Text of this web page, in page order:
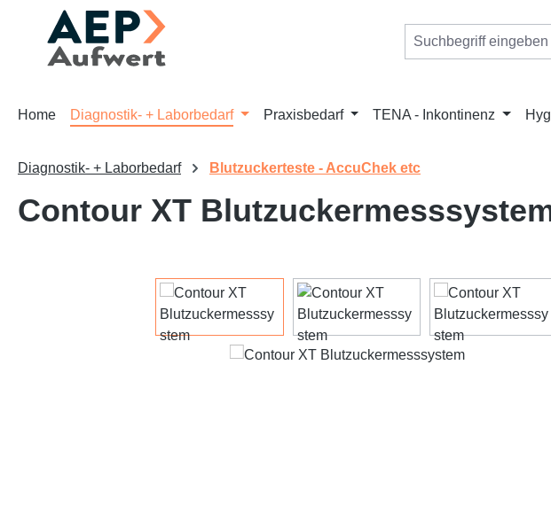
Hauptinhalt springen
Zur Suche springen
Zur Hauptnavigation springen
Home Diagnostik- + Laborbedarf Praxisbedarf TENA - Inkontinenz
Diagnostik- + Laborbedarf Blutzuckerteste - AccuChek etc
Contour XT
Bildergalerie überspringen